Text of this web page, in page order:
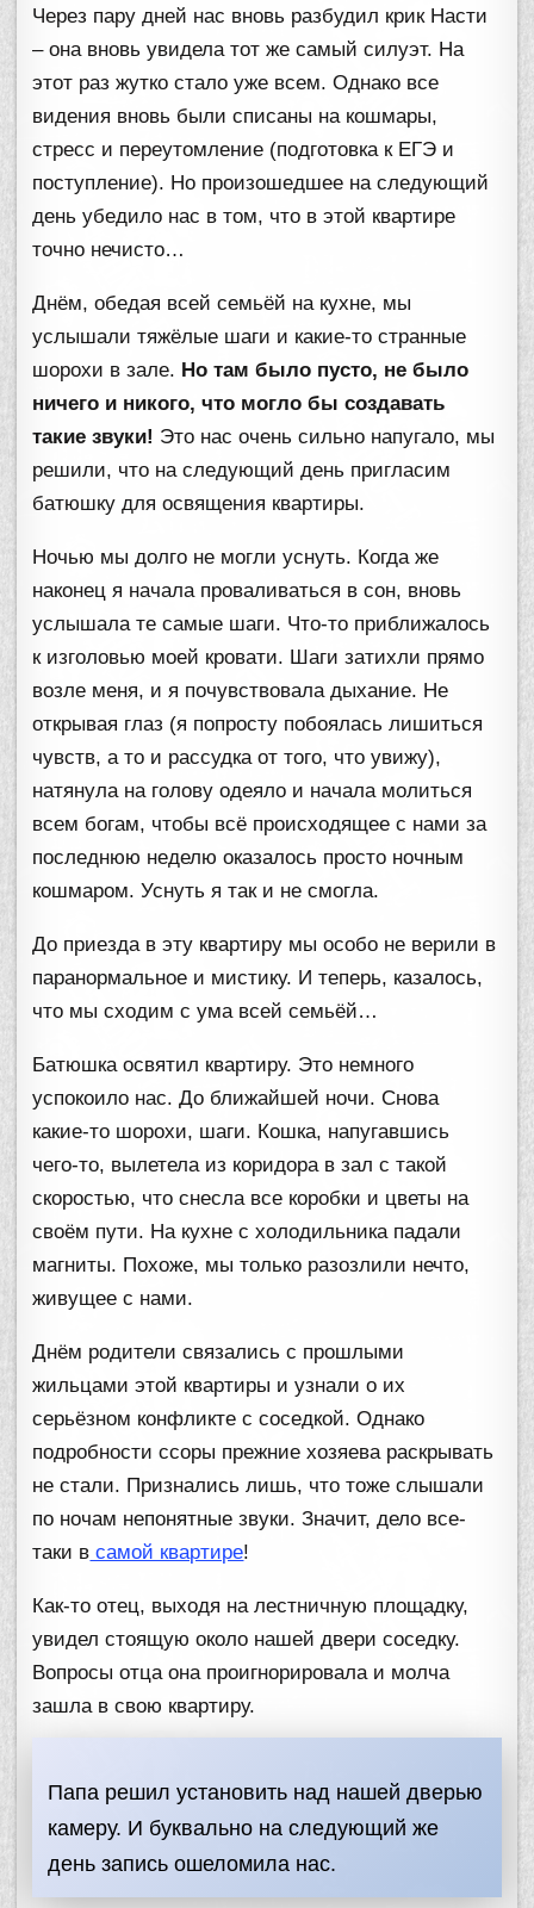
Через пару дней нас вновь разбудил крик Насти
– она вновь увидела тот же самый силуэт. На
этот раз жутко стало уже всем. Однако все
видения вновь были списаны на кошмары,
стресс и переутомление (подготовка к ЕГЭ и
поступление). Но произошедшее на следующий
день убедило нас в том, что в этой квартире
точно нечисто…
Днём, обедая всей семьёй на кухне, мы
услышали тяжёлые шаги и какие-то странные
шорохи в зале. Но там было пусто, не было
ничего и никого, что могло бы создавать
такие звуки! Это нас очень сильно напугало, мы
решили, что на следующий день пригласим
батюшку для освящения квартиры.
Ночью мы долго не могли уснуть. Когда же
наконец я начала проваливаться в сон, вновь
услышала те самые шаги. Что-то приближалось
к изголовью моей кровати. Шаги затихли прямо
возле меня, и я почувствовала дыхание. Не
открывая глаз (я попросту побоялась лишиться
чувств, а то и рассудка от того, что увижу),
натянула на голову одеяло и начала молиться
всем богам, чтобы всё происходящее с нами за
последнюю неделю оказалось просто ночным
кошмаром. Уснуть я так и не смогла.
До приезда в эту квартиру мы особо не верили в
паранормальное и мистику. И теперь, казалось,
что мы сходим с ума всей семьёй…
Батюшка освятил квартиру. Это немного
успокоило нас. До ближайшей ночи. Снова
какие-то шорохи, шаги. Кошка, напугавшись
чего-то, вылетела из коридора в зал с такой
скоростью, что снесла все коробки и цветы на
своём пути. На кухне с холодильника падали
магниты. Похоже, мы только разозлили нечто,
живущее с нами.
Днём родители связались с прошлыми
жильцами этой квартиры и узнали о их
серьёзном конфликте с соседкой. Однако
подробности ссоры прежние хозяева раскрывать
не стали. Признались лишь, что тоже слышали
по ночам непонятные звуки. Значит, дело все-
таки в самой квартире!
Как-то отец, выходя на лестничную площадку,
увидел стоящую около нашей двери соседку.
Вопросы отца она проигнорировала и молча
зашла в свою квартиру.
Папа решил установить над нашей дверью
камеру. И буквально на следующий же
день запись ошеломила нас.